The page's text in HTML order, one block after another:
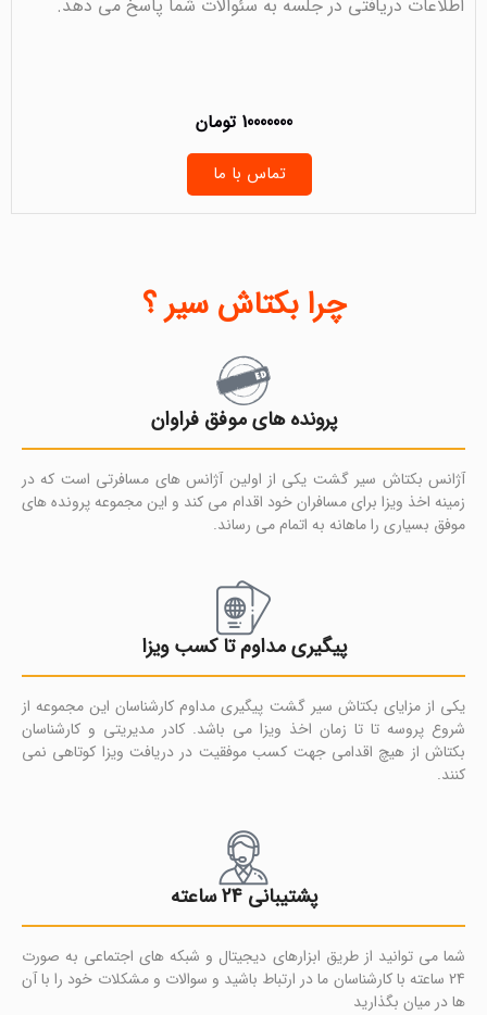
اطلاعات دریافتی در جلسه به سئوالات شما پاسخ می دهد.
10000000 تومان
تماس با ما
چرا بکتاش سیر ؟
پرونده های موفق فراوان
آژانس بکتاش سیر گشت یکی از اولین آژانس های مسافرتی است که در
زمینه اخذ ویزا برای مسافران خود اقدام می کند و این مجموعه پرونده های
موفق بسیاری را ماهانه به اتمام می رساند.
پیگیری مداوم تا کسب ویزا
یکی از مزایای بکتاش سیر گشت پیگیری مداوم کارشناسان این مجموعه از
شروع پروسه تا تا زمان اخذ ویزا می باشد. کادر مدیریتی و کارشناسان
بکتاش از هیچ اقدامی جهت کسب موفقیت در دریافت ویزا کوتاهی نمی
کنند.
پشتیبانی 24 ساعته
شما می توانید از طریق ابزارهای دیجیتال و شبکه های اجتماعی به صورت
24 ساعته با کارشناسان ما در ارتباط باشید و سوالات و مشکلات خود را با آن
ها در میان بگذارید